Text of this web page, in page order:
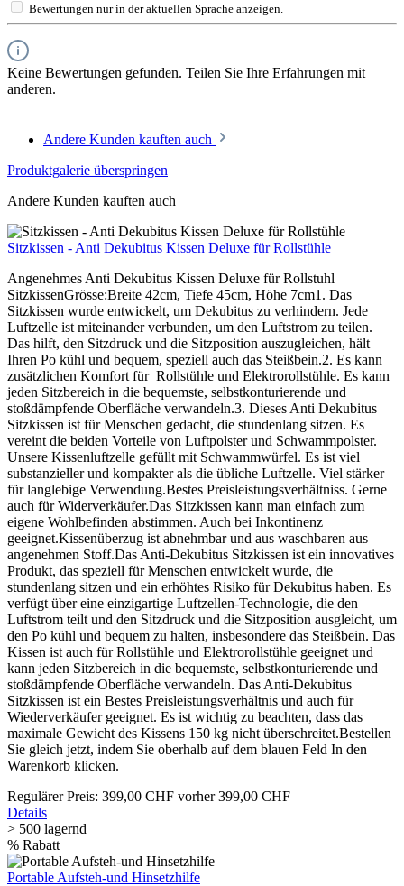
Bewertungen nur in der aktuellen Sprache anzeigen.
Keine Bewertungen gefunden. Teilen Sie Ihre Erfahrungen mit
anderen.
Andere Kunden kauften auch
Produktgalerie überspringen
Andere Kunden kauften auch
Sitzkissen - Anti Dekubitus Kissen Deluxe für Rollstühle
Angenehmes Anti Dekubitus Kissen Deluxe für Rollstuhl
SitzkissenGrösse:Breite 42cm, Tiefe 45cm, Höhe 7cm1. Das
Sitzkissen wurde entwickelt, um Dekubitus zu verhindern. Jede
Luftzelle ist miteinander verbunden, um den Luftstrom zu teilen.
Das hilft, den Sitzdruck und die Sitzposition auszugleichen, hält
Ihren Po kühl und bequem, speziell auch das Steißbein.2. Es kann
zusätzlichen Komfort für Rollstühle und Elektrorollstühle. Es kann
jeden Sitzbereich in die bequemste, selbstkonturierende und
stoßdämpfende Oberfläche verwandeln.3. Dieses Anti Dekubitus
Sitzkissen ist für Menschen gedacht, die stundenlang sitzen. Es
vereint die beiden Vorteile von Luftpolster und Schwammpolster.
Unsere Kissenluftzelle gefüllt mit Schwammwürfel. Es ist viel
substanzieller und kompakter als die übliche Luftzelle. Viel stärker
für langlebige Verwendung.Bestes Preisleistungsverhältniss. Gerne
auch für Widerverkäufer.Das Sitzkissen kann man einfach zum
eigene Wohlbefinden abstimmen. Auch bei Inkontinenz
geeignet.Kissenüberzug ist abnehmbar und aus waschbaren aus
angenehmen Stoff.Das Anti-Dekubitus Sitzkissen ist ein innovatives
Produkt, das speziell für Menschen entwickelt wurde, die
stundenlang sitzen und ein erhöhtes Risiko für Dekubitus haben. Es
verfügt über eine einzigartige Luftzellen-Technologie, die den
Luftstrom teilt und den Sitzdruck und die Sitzposition ausgleicht, um
den Po kühl und bequem zu halten, insbesondere das Steißbein. Das
Kissen ist auch für Rollstühle und Elektrorollstühle geeignet und
kann jeden Sitzbereich in die bequemste, selbstkonturierende und
stoßdämpfende Oberfläche verwandeln. Das Anti-Dekubitus
Sitzkissen ist ein Bestes Preisleistungsverhältnis und auch für
Wiederverkäufer geeignet. Es ist wichtig zu beachten, dass das
maximale Gewicht des Kissens 150 kg nicht überschreitet.Bestellen
Sie gleich jetzt, indem Sie oberhalb auf dem blauen Feld In den
Warenkorb klicken.
Regulärer Preis: 399,00 CHF vorher 399,00 CHF
Details
> 500 lagernd
% Rabatt
Portable Aufsteh-und Hinsetzhilfe